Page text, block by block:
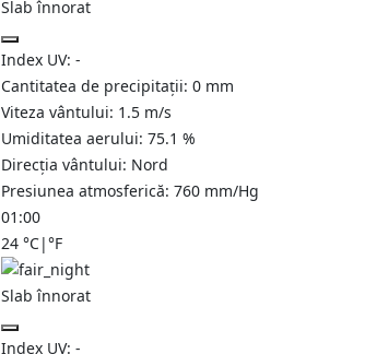
Slab înnorat
Index UV: -
Cantitatea de precipitații: 0 mm
Viteza vântului: 1.5 m/s
Umiditatea aerului: 75.1 %
Direcția vântului: Nord
Presiunea atmosferică: 760 mm/Hg
01:00
24 °C|°F
Slab înnorat
Index UV: -